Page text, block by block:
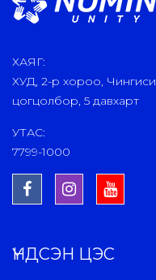
ХАЯГ:
ХУД, 2-р хороо,
цогцолбор, 5 давхарт
УТАС:
7799-1000
ҮНДСЭН ЦЭС